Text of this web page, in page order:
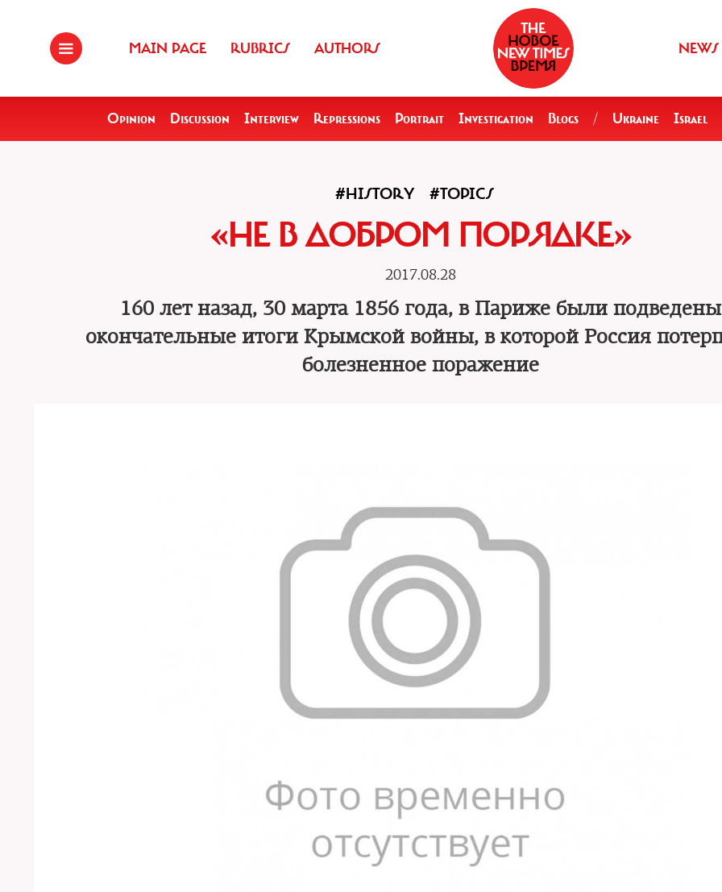
MAIN PAGE RUBRICS AUTHORS NEWS
Opinion Discussion Interview Repressions Portrait Investigation Blogs / Ukraine Israel
#HISTORY #TOPICS
«НЕ В ДОБРОМ ПОРЯДКЕ»
2017.08.28
160 лет назад, 30 марта 1856 года, в Париже были подведены
окончательные итоги Крымской войны, в которой Россия
болезненное поражение